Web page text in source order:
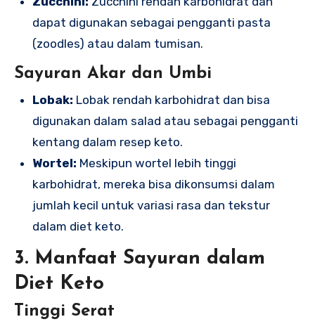
dapat digunakan sebagai pengganti pasta
(zoodles) atau dalam tumisan.
Sayuran Akar dan Umbi
Lobak: Lobak rendah karbohidrat dan bisa
digunakan dalam salad atau sebagai pengganti
kentang dalam resep keto.
Wortel: Meskipun wortel lebih tinggi
karbohidrat, mereka bisa dikonsumsi dalam
jumlah kecil untuk variasi rasa dan tekstur
dalam diet keto.
3. Manfaat Sayuran dalam
Diet Keto
Tinggi Serat